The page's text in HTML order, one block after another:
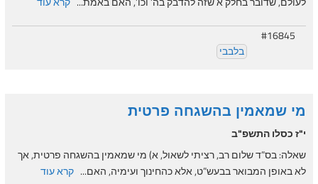
#16845
בלבבי
מי שמאמין בהשגחה פרטית
י"ז כסלו התשפ"ב
שאלה: בס”ד שלום רב, רציתי לשאול, א) מי שמאמין בהשגחה פרטית, אך
לא באופן המבואר בבעש”ט, אלא כהחינוך ועימיה, האם... קרא עוד